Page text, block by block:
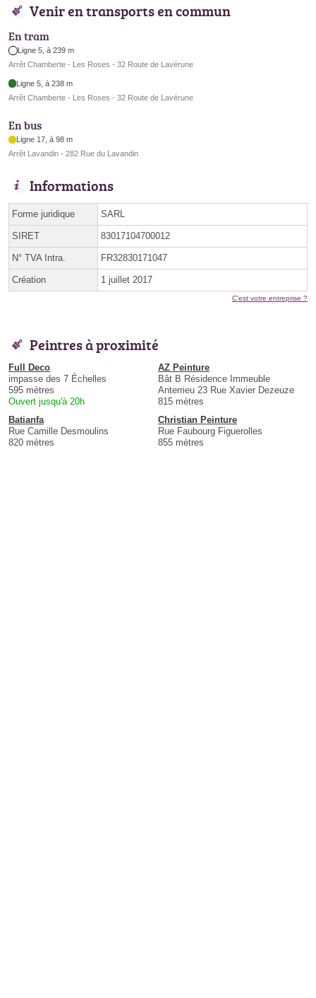
Venir en transports en commun
En tram
Ligne 5, à 239 m
Arrêt Chamberte - Les Roses - 32 Route de Lavérune
Ligne 5, à 238 m
Arrêt Chamberte - Les Roses - 32 Route de Lavérune
En bus
Ligne 17, à 98 m
Arrêt Lavandin - 282 Rue du Lavandin
Informations
Forme juridique SARL
SIRET 83017104700012
N° TVA Intra. FR32830171047
Création 1 juillet 2017
C'est votre entreprise ?
Peintres à proximité
Full Deco
impasse des 7 Échelles
595 mètres
Ouvert jusqu'à 20h
AZ Peinture
Bât B Résidence Immeuble
Anterrieu 23 Rue Xavier Dezeuze
815 mètres
Batianfa
Rue Camille Desmoulins
820 mètres
Christian Peinture
Rue Faubourg Figuerolles
855 mètres